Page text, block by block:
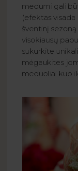
medumi gali
(efektas
šventinį
visokiausų
sukurkite
mėgaukites
meduoliai kuo